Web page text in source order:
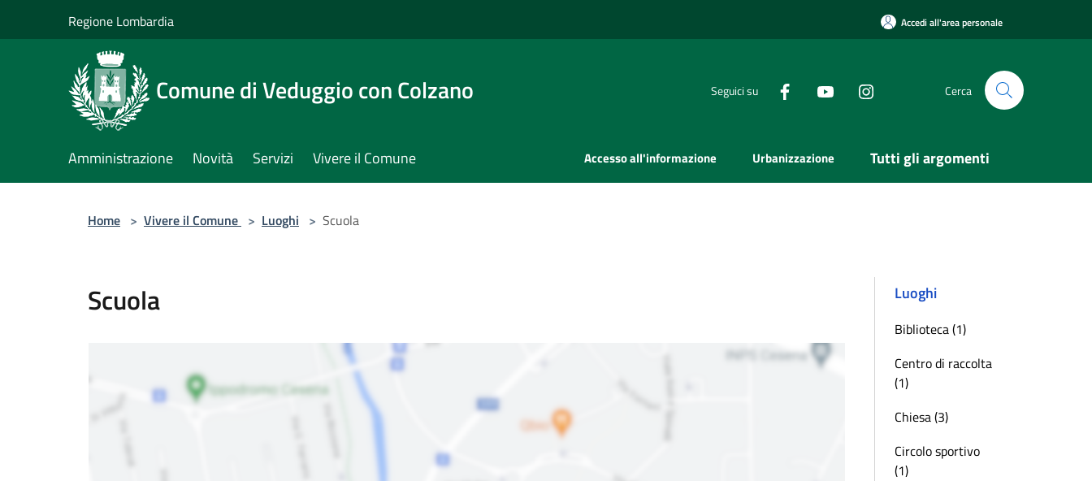
Regione Lombardia Accedi all'area personale
Comune di Veduggio con Colzano Seguici su Cerca
Amministrazione Novità Servizi Vivere il Comune Accesso all'informazione Urbanizzazione Tutti gli argomenti
Home > Vivere il Comune > Luoghi > Scuola
Scuola Luoghi
Biblioteca (1)
Centro di raccolta
(1)
Chiesa (3)
Circolo sportivo
(1)